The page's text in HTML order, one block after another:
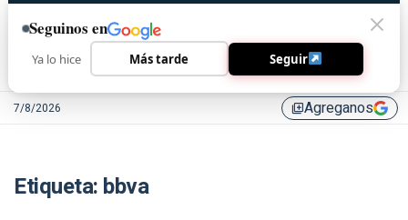
7/8/2026 library_addAgreganos
Etiqueta: bbva
Seguinos en
Ya lo hice Más tarde Seguir